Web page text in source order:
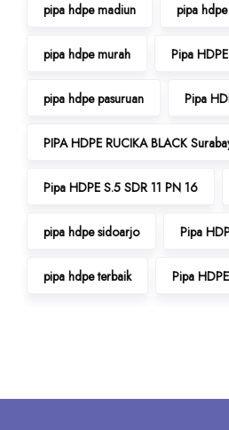
pipa hdpe madiun pipa
pipa hdpe murah Pipa
pipa hdpe pasuruan Pipa
PIPA HDPE RUCIKA BLACK
Pipa HDPE S.5 SDR 11 PN 16
pipa hdpe sidoarjo Pipa
pipa hdpe terbaik Pipa